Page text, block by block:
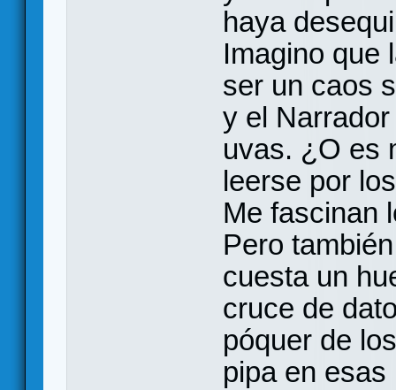
haya
Imagino que
ser un caos
y el
uvas. ¿O es
leerse por
Me fascinan
Pero
cuesta un
cruce de
póquer de
pipa en esas